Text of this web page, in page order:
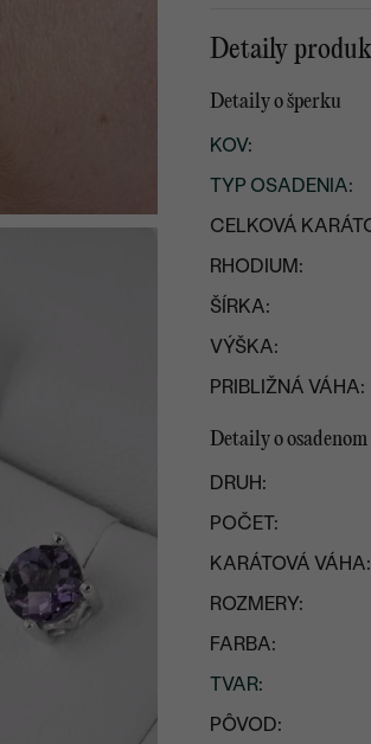
Detaily
Detaily o šperku
KOV:
TYP OSADENIA:
CELKOVÁ
RHODIUM:
ŠÍRKA:
VÝŠKA:
PRIBLIŽNÁ VÁHA:
Detaily o
DRUH:
POČET:
KARÁTOVÁ VÁHA:
ROZMERY:
FARBA:
TVAR:
PÔVOD: